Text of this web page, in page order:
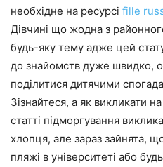
необхідне на ресурсі fille
Дівчині що жодна з
будь-яку тему адже цей
до знайомств дуже швидко,
поділитися дитячими
Зізнайтеся, а як викликати
статті підморгування
хлопця, але зараз зайнята,
пляжі в університеті або